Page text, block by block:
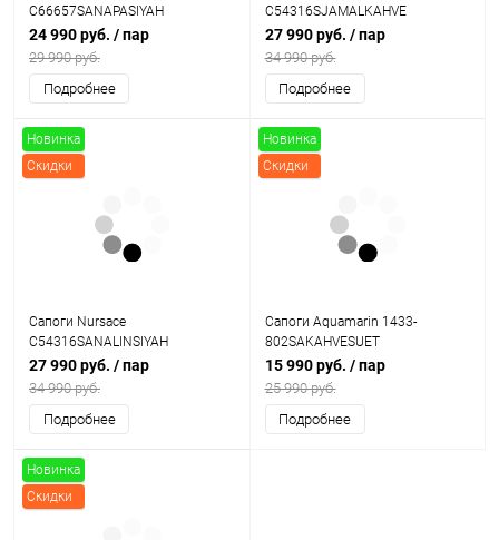
C66657SANAPASIYAH
24 990 руб. / пар
29 990 руб.
Подробнее
C54316SJAMALKAHVE
27 990 руб. / пар
34 990 руб.
Подробнее
Новинка
Скидки
Сапоги Nursace
C54316SANALINSIYAH
27 990 руб. / пар
34 990 руб.
Подробнее
Новинка
Скидки
Сапоги Aquamarin 1433-
802SAKAHVESUET
15 990 руб. / пар
25 990 руб.
Подробнее
Новинка
Скидки